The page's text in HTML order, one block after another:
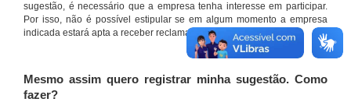
sugestão, é necessário que a empresa tenha interesse em participar.
Por isso, não é possível estipular se em algum momento a empresa
indicada estará apta a receber reclamações por meio do site.
Mesmo assim quero registrar minha sugestão. Como
fazer?